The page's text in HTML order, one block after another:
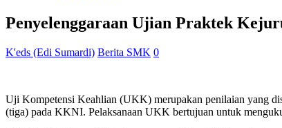
Penyelenggaraan Ujian Praktek
K'eds (Edi Sumardi) Berita SMK 0
Uji Kompetensi Keahlian (UKK) merupakan penilaian yang
(tiga) pada KKNI. Pelaksanaan UKK bertujuan untuk